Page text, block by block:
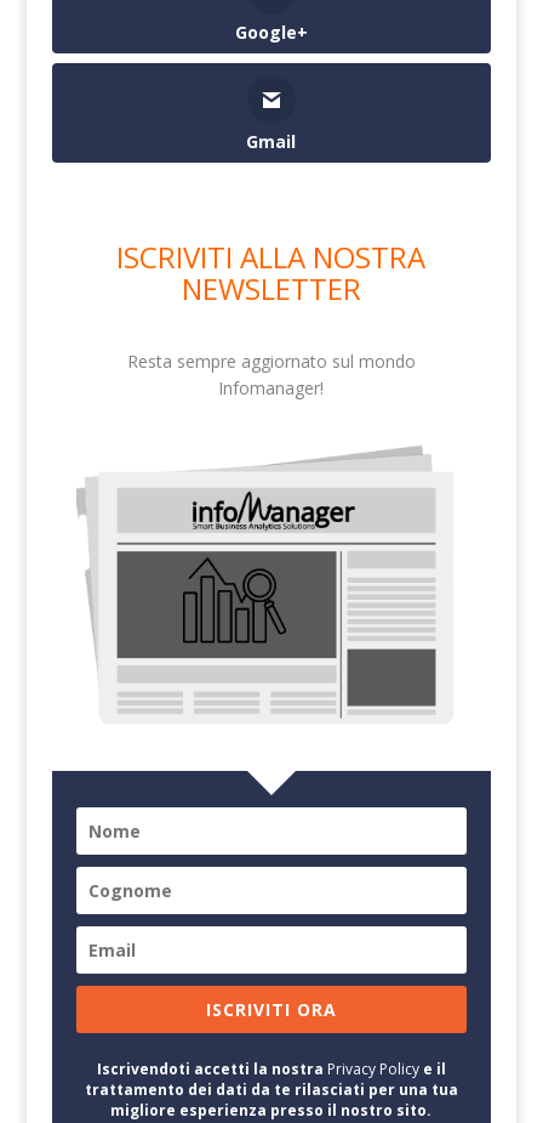
Google+
Gmail
ISCRIVITI ALLA NOSTRA
NEWSLETTER
Resta sempre aggiornato sul mondo
Infomanager!
ISCRIVITI ORA
Iscrivendoti accetti la nostra Privacy Policye il
trattamento dei dati da te rilasciati per una tua
migliore esperienza presso il nostro sito.